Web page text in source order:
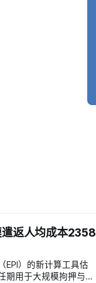
返人均成本2358
EPI）的新计算工具估
期用于大规模拘押与遣